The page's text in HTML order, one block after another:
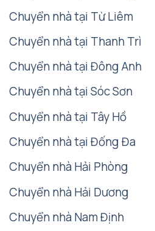
Chuyển nhà tại Từ Liêm
Chuyển nhà tại Thanh Trì
Chuyển nhà tại Đông Anh
Chuyển nhà tại Sóc Sơn
Chuyển nhà tại Tây Hồ
Chuyển nhà tại Đống Đa
Chuyển nhà Hải Phòng
Chuyển nhà Hải Dương
Chuyển nhà Nam Định